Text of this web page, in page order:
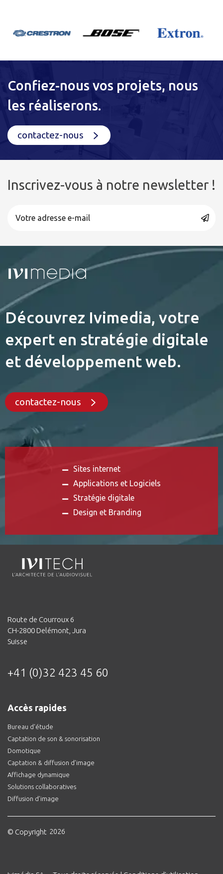
Confiez-nous vos projets, nous
les réaliserons.
contactez-nous
Inscrivez-vous à notre newsletter !
Découvrez Ivimedia, votre
expert en stratégie digitale
et développement web.
contactez-nous
Sites internet
Applications et Logiciels
Stratégie digitale
Design et Branding
Route de Courroux 6
CH-2800 Delémont, Jura
Suisse
+41 (0)32 423 45 60
Accès rapides
Bureau d'étude
Captation de son & sonorisation
Domotique
Captation & diffusion d’image
Affichage dynamique
Solutions collaboratives
Diffusion d’image
© Copyright 2026